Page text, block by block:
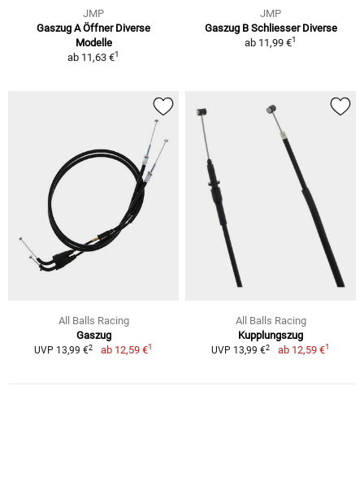
JMP
Gaszug A Öffner Diverse
Modelle
ab 11,63 €1
JMP
Gaszug B Schliesser Diverse
ab 11,99 €1
All Balls Racing
Gaszug
UVP 13,99 €2 ab 12,59 €1
All Balls Racing
Kupplungszug
UVP 13,99 €2 ab 12,59 €1